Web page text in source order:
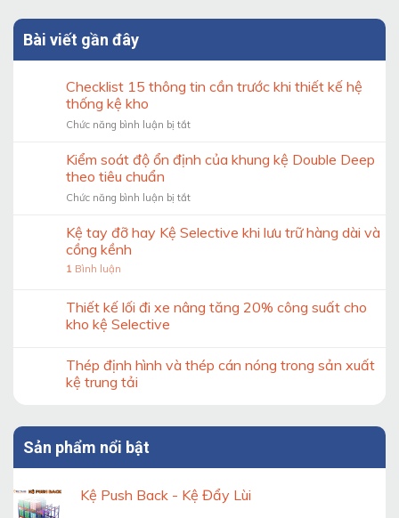
Bài viết gần đây
Checklist 15 thông tin cần trước khi thiết kế hệ
thống kệ kho
Chức năng bình luận bị tắtở
15
thông
cần
khi
kệ
Kiểm soát độ ổn định của khung kệ Double Deep
theo tiêu chuẩn
Chức năng bình luận bị tắtở
soát
độ
khung
kệ
theo
Kệ tay đỡ hay Kệ Selective khi lưu trữ hàng dài và
cồng kềnh
1 Bình luận
Thiết kế lối đi xe nâng tăng 20% công suất cho
kho kệ Selective
Thép định hình và thép cán nóng trong sản xuất
kệ trung tải
Sản phẩm nổi bật
Kệ Push Back - Kệ Đẩy Lùi